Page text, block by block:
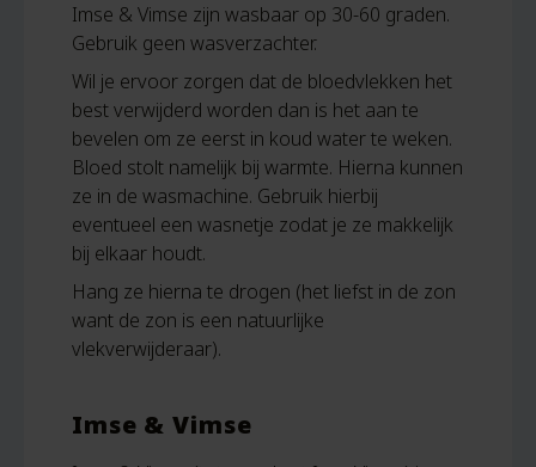
Imse & Vimse zijn wasbaar op 30-60 graden.
Gebruik geen wasverzachter.
Wil je ervoor zorgen dat de bloedvlekken het
best verwijderd worden dan is het aan te
bevelen om ze eerst in koud water te weken.
Bloed stolt namelijk bij warmte. Hierna kunnen
ze in de wasmachine. Gebruik hierbij
eventueel een wasnetje zodat je ze makkelijk
bij elkaar houdt.
Hang ze hierna te drogen (het liefst in de zon
want de zon is een natuurlijke
vlekverwijderaar).
Imse & Vimse